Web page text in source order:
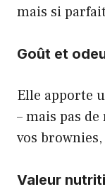
mais si
Goût et
Elle apporte
– mais pas
vos
Valeur